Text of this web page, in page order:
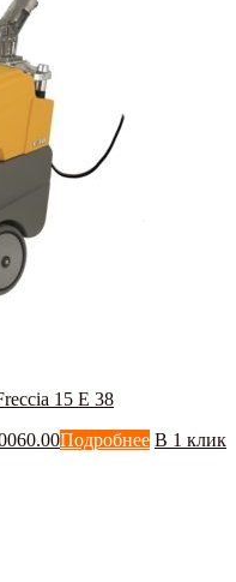
15 E 38
Подробнее В 1 клик